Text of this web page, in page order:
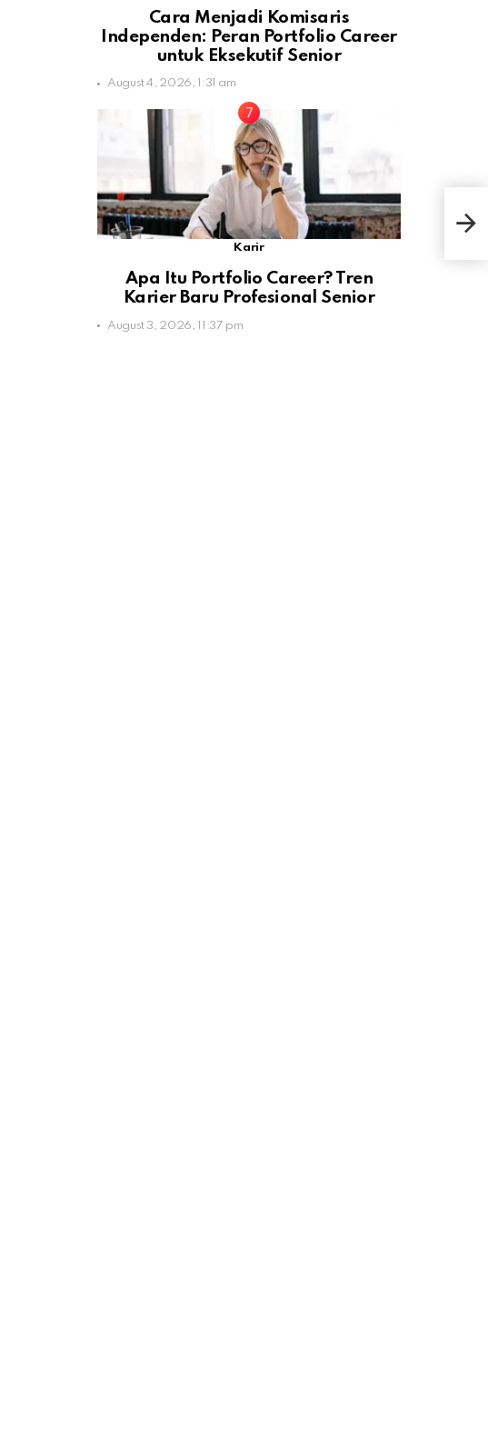
Cara Menjadi Komisaris
Independen: Peran Portfolio Career
untuk Eksekutif Senior
August 4, 2026, 1:31 am
Karir
Apa Itu Portfolio Career? Tren
Karier Baru Profesional Senior
August 3, 2026, 11:37 pm